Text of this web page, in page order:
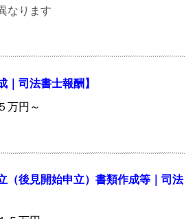
なります
｜司法書士報酬】
５万円～
（後見開始申立）書類作成等｜司法